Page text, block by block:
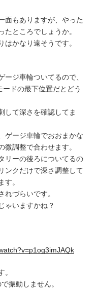
面もありますが、やった
たところでしょうか。
はかなり遠そうです。
ジ車輪ついてるので、
ドの最下位置だとどう
して深さを確認してま
ゲージ車輪でおおまかな
微調整で合わせます。
リーの後ろについてるの
ンクだけで深さ調整して
す。
れづらいです。
ゃいますかね？
。
振動しません。